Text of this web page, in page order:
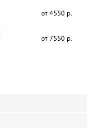
от 4550 р.
от 7550 р.